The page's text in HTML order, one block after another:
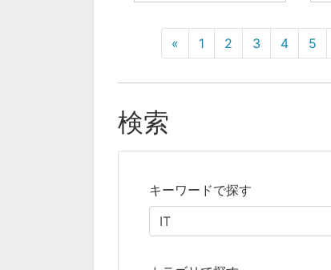
« 1 2 3 4 5
検索
キーワードで探す